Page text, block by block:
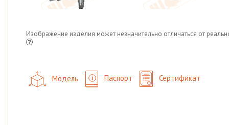
Изображение изделия может незначительно отличаться от
Модель Паспорт Сертификат